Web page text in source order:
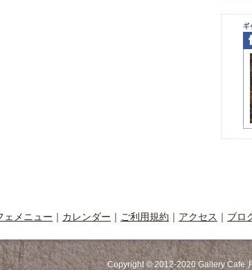
ェメニュー ｜ カレンダー ｜ ご利用規約 ｜ アクセス ｜ ブロ
Copyright © 2012-2020 Gallery Cafe